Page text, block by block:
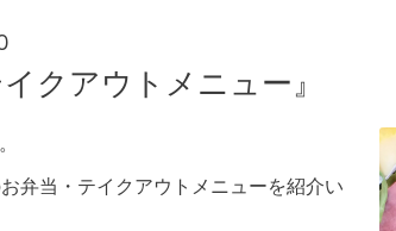
イクアウトメニュー』
弁当・テイクアウトメニューを紹介い